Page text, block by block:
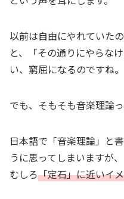
以前は自由にやれていた
と、「その通りにやらな
い、窮屈になるのですね。
でも、そもそも音楽理論
日本語で「音楽理論」と
うに思ってしまいますが
むしろ「定石」に近いイ